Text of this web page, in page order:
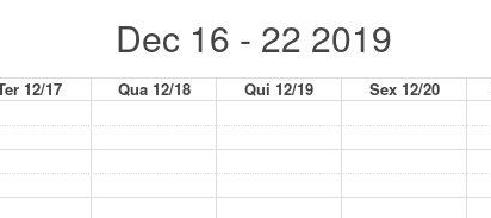
Dec 16 - 22 2019
12/17 Qua 12/18 Qui 12/19 Sex 12/20